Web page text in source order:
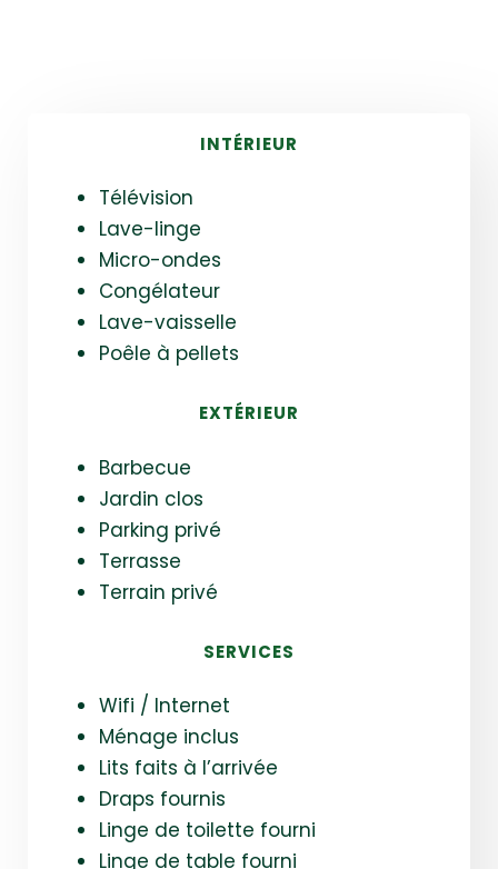
INTÉRIEUR
Télévision
Lave-linge
Micro-ondes
Congélateur
Lave-vaisselle
Poêle à pellets
EXTÉRIEUR
Barbecue
Jardin clos
Parking privé
Terrasse
Terrain privé
SERVICES
Wifi / Internet
Ménage inclus
Lits faits à l’arrivée
Draps fournis
Linge de toilette fourni
Linge de table fourni